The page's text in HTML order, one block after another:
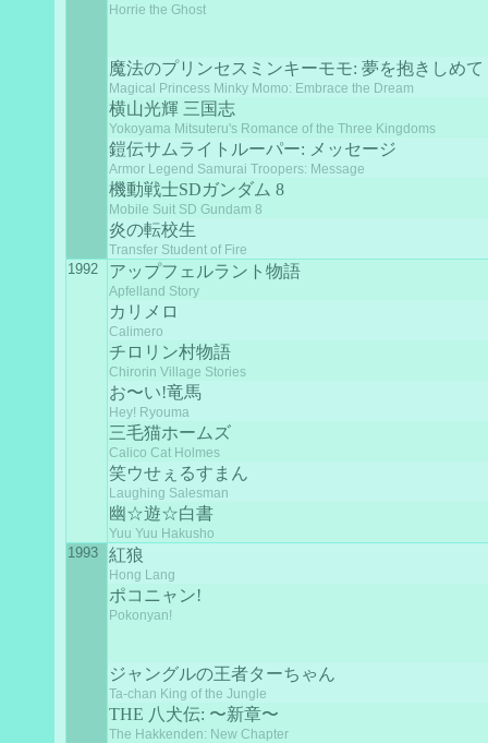
Horrie the Ghost
魔法のプリンセスミンキーモモ: 夢を抱きしめて
Magical Princess Minky Momo: Embrace the Dream
横山光輝 三国志
Yokoyama Mitsuteru's Romance of the Three Kingdoms
鎧伝サムライトルーパー: メッセージ
Armor Legend Samurai Troopers: Message
機動戦士SDガンダム 8
Mobile Suit SD Gundam 8
炎の転校生
Transfer Student of Fire
1992 アップフェルラント物語
Apfelland Story
カリメロ
Calimero
チロリン村物語
Chirorin Village Stories
お〜い!竜馬
Hey! Ryouma
三毛猫ホームズ
Calico Cat Holmes
笑ウせぇるすまん
Laughing Salesman
幽☆遊☆白書
Yuu Yuu Hakusho
1993 紅狼
Hong Lang
ポコニャン!
Pokonyan!
ジャングルの王者ターちゃん
Ta-chan King of the Jungle
THE 八犬伝: 〜新章〜
The Hakkenden: New Chapter